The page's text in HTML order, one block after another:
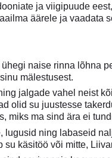
ja viigipuude
äärele ja vaadata
naise rinna lõhna
mälestusest.
jalgade vahel neist
olid su juustesse
miks ma sind ära ei
ning labaseid
käsitöö või mitte,